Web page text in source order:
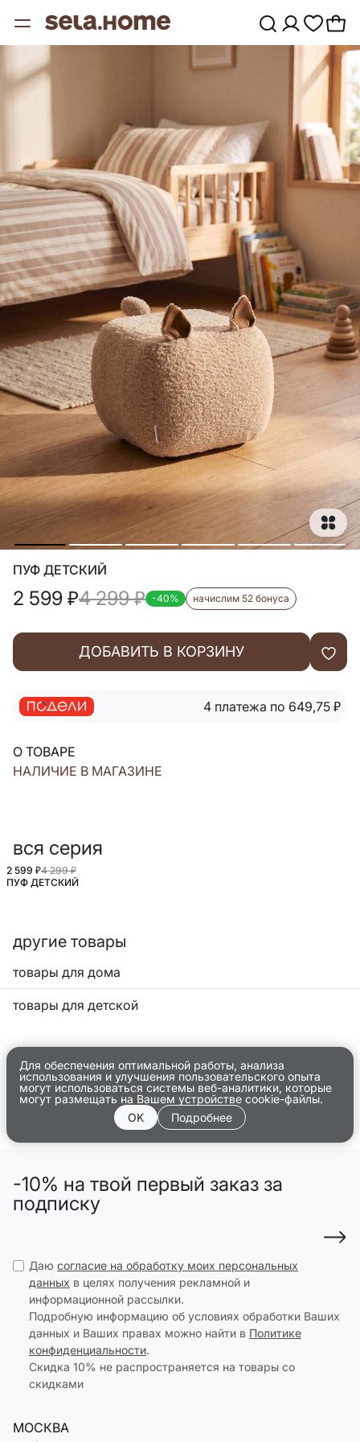
ПУФ ДЕТСКИЙ
2 599 ₽4 299₽ -40% начислим 52 бонуса
ДОБАВИТЬ В КОРЗИНУ
4 платежа по 649,75 ₽
О ТОВАРЕ
НАЛИЧИЕ В МАГАЗИНЕ
вся серия
2 599 ₽4 299 ₽
ПУФ ДЕТСКИЙ
другие товары
товары для дома
товары для детской
Для обеспечения оптимальной работы, анализа
использования и улучшения пользовательского опыта
могут использоваться системы веб-аналитики, которые
могут размещать на Вашем устройстве cookie-файлы.
OK
Подробнее
-10% на твой первый заказ за
подписку
Даю согласие на обработку моих персональных
данных в целях получения рекламной и
информационной рассылки.
Подробную информацию об условиях обработки Ваших
данных и Ваших правах можно найти в Политике
конфиденциальности.
Скидка 10% не распространяется на товары со
скидками
МОСКВА